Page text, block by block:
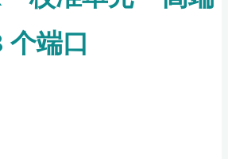
个端口